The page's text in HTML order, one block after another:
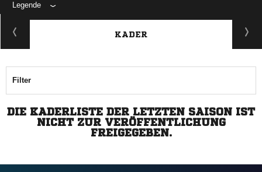
Legende
KADER
Filter
DIE KADERLISTE DER LETZTEN SAISON IST
NICHT ZUR VERÖFFENTLICHUNG
FREIGEGEBEN.